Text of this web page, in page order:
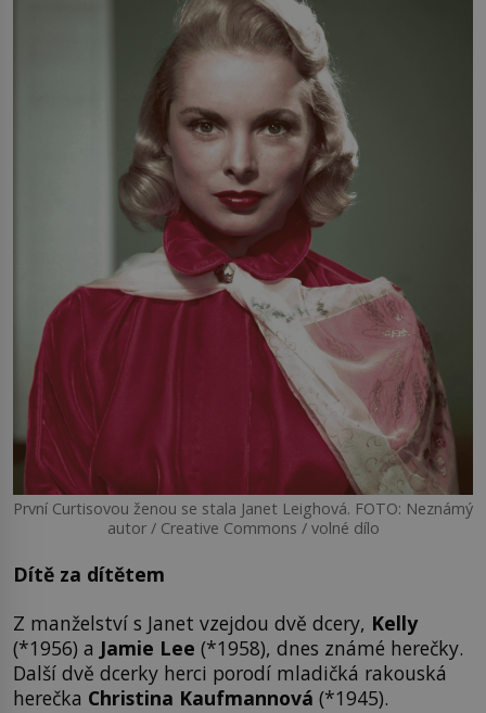
První Curtisovou ženou se stala Janet Leighová. FOTO: Neznámý
autor / Creative Commons / volné dílo
Dítě za dítětem
Z manželství s Janet vzejdou dvě dcery, Kelly
(*1956) a Jamie Lee (*1958), dnes známé herečky.
Další dvě dcerky herci porodí mladičká rakouská
herečka Christina Kaufmannová (*1945).